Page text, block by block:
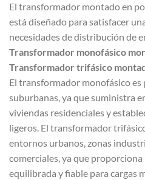
El transformador montado en
está diseñado para satisfacer
necesidades de distribución de
Transformador monofásico
Transformador trifásico
El transformador monofásico
suburbanas, ya que suministra
viviendas residenciales y
ligeros. El transformador
entornos urbanos, zonas
comerciales, ya que
equilibrada y fiable para cargas